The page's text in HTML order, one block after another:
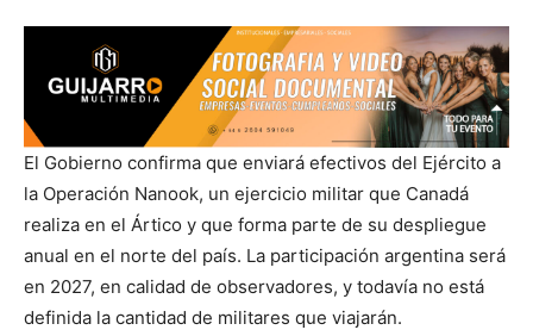
El Gobierno confirma que enviará efectivos del Ejército a
la Operación Nanook, un ejercicio militar que Canadá
realiza en el Ártico y que forma parte de su despliegue
anual en el norte del país. La participación argentina será
en 2027, en calidad de observadores, y todavía no está
definida la cantidad de militares que viajarán.